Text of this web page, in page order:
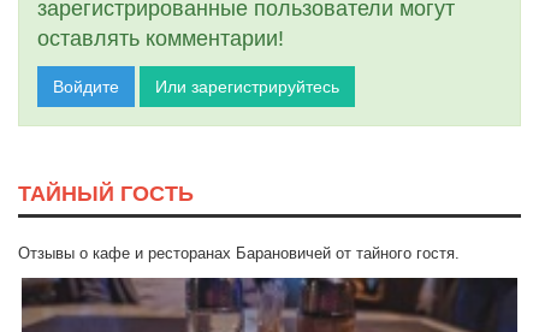
зарегистрированные пользователи могут
оставлять комментарии!
Войдите Или зарегистрируйтесь
ТАЙНЫЙ ГОСТЬ
Отзывы о кафе и ресторанах Барановичей от тайного гостя.